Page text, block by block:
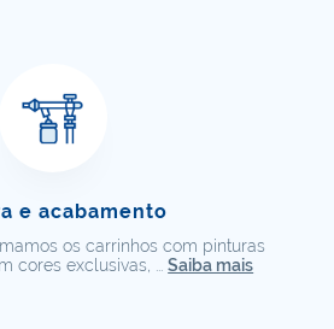
e acabamento
os carrinhos com pinturas
cores exclusivas, ...Saiba mais